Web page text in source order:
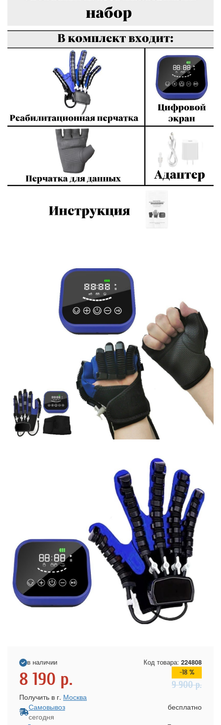
в наличии Код товара: 224808
8 190 р. -18 %
9 900р.
Получить в г. Москва
Самовывоз
сегодня
бесплатно